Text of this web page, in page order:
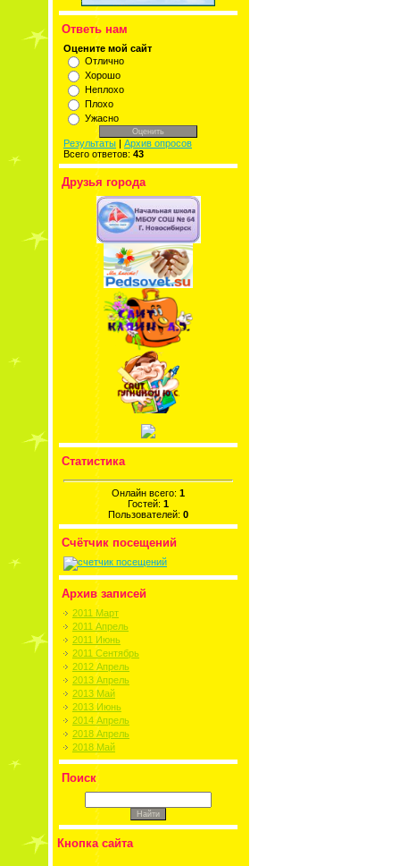
Ответь нам
Оцените мой сайт
Отлично
Хорошо
Неплохо
Плохо
Ужасно
Результаты | Архив опросов
Всего ответов: 43
Друзья города
Статистика
Онлайн всего: 1
Гостей: 1
Пользователей: 0
Счётчик посещений
Архив записей
2011 Март
2011 Апрель
2011 Июнь
2011 Сентябрь
2012 Апрель
2013 Апрель
2013 Май
2013 Июнь
2014 Апрель
2018 Апрель
2018 Май
Поиск
Кнопка сайта